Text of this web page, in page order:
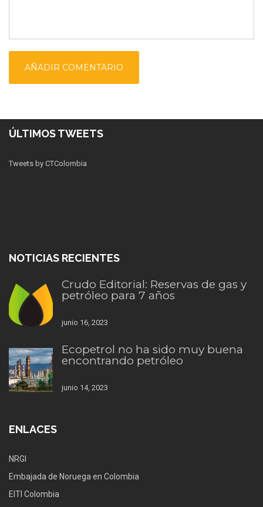
ÚLTIMOS TWEETS
Tweets by CTColombia
NOTICIAS RECIENTES
Crudo Editorial: Reservas de gas y
petróleo para 7 años
junio 16, 2023
Ecopetrol no ha sido muy buena
encontrando petróleo
junio 14, 2023
ENLACES
NRGI
Embajada de Noruega en Colombia
EITI Colombia